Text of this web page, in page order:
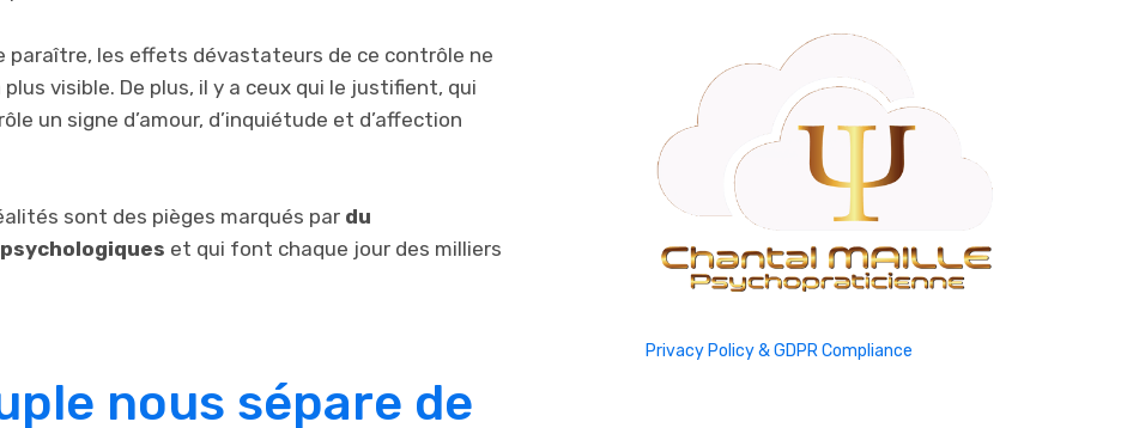
paraître, les effets dévastateurs de ce contrôle ne
visible. De plus, il y a ceux qui le justifient, qui
un signe d’amour, d’inquiétude et d’affection
sont des pièges marqués par du
et qui font chaque jour des milliers
nous sépare de
Privacy Policy & GDPR Compliance